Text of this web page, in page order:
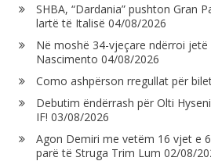
SHBA, “Dardania” pushton Gran
lartë të Italisë 04/08/2026
Në moshë 34-vjeçare ndërroi jetë
Nascimento 04/08/2026
Como ashpërson rregullat për
Debutim ëndërrash për Olti
IF! 03/08/2026
Agon Demiri me vetëm 16 vjet e
parë të Struga Trim Lum 02/08/